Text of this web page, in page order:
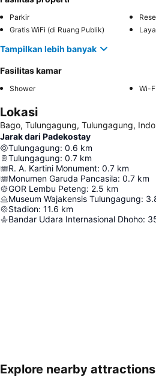
Parkir
Gratis WiFi (di Ruang Publik)
Tampilkan lebih banyak
Fasilitas kamar
Shower Wi-
Lokasi
Bago, Tulungagung, Tulungagung,
Jarak dari Padekostay
Tulungagung: 0.6 km
Tulungagung: 0.7 km
R. A. Kartini Monument: 0.7 km
Monumen Garuda Pancasila: 0.7 km
GOR Lembu Peteng: 2.5 km
Museum Wajakensis Tulungagung:
Stadion: 11.6 km
Bandar Udara Internasional Dhoho:
Explore nearby attractions